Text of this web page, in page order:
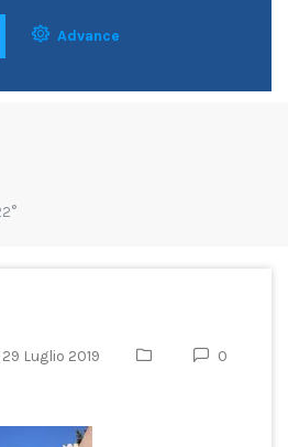
Advance
29 Luglio 2019
0